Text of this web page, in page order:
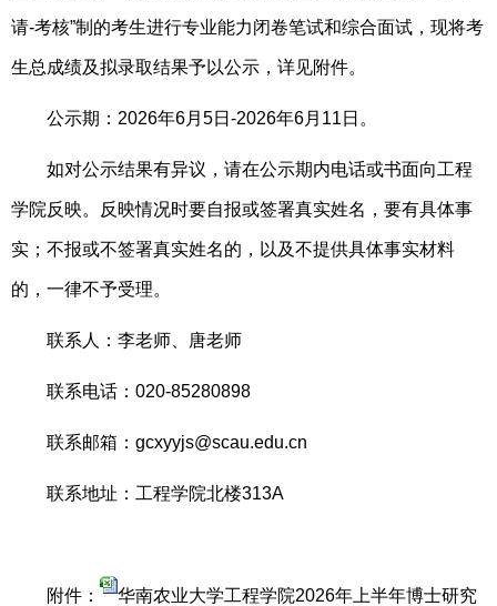
请-考核”制的考生进行专业能力闭卷笔试和综合面试，现将考
生总成绩及拟录取结果予以公示，详见附件。
公示期：2026年6月5日-2026年6月11日。
如对公示结果有异议，请在公示期内电话或书面向工程
学院反映。反映情况时要自报或签署真实姓名，要有具体事
实；不报或不签署真实姓名的，以及不提供具体事实材料
的，一律不予受理。
联系人：李老师、唐老师
联系电话：020-85280898
联系邮箱：gcxyyjs@scau.edu.cn
联系地址：工程学院北楼313A
附件： 华南农业大学工程学院2026年上半年博士研究